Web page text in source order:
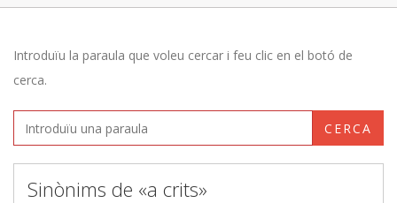
Introduïu la paraula que voleu cercar i feu clic en el botó de
cerca.
CERCA
Sinònims de «a crits»